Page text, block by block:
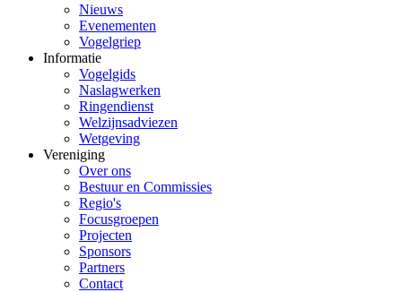
Nieuws
Evenementen
Vogelgriep
Informatie
Vogelgids
Naslagwerken
Ringendienst
Welzijnsadviezen
Wetgeving
Vereniging
Over ons
Bestuur en Commissies
Regio's
Focusgroepen
Projecten
Sponsors
Partners
Contact